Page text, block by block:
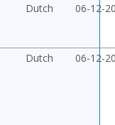
Dutch 06-12-
Dutch 06-12-